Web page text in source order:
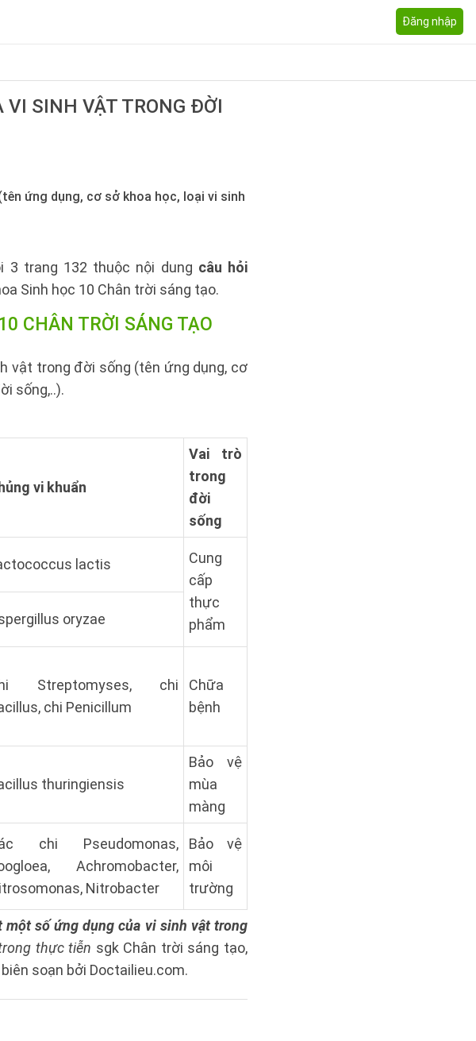
Đăng nhập
VI SINH VẬT TRONG ĐỜI
ứng dụng, cơ sở khoa học, loại vi sinh
3 trang 132 thuộc nội dung câu hỏi
Sinh học 10 Chân trời sáng tạo.
CHÂN TRỜI SÁNG TẠO
vật trong đời sống (tên ứng dụng, cơ
sống,..).
vi khuẩn
Vai trò
trong
đời
sống
lactis
Cung
cấp
thực
phẩm
oryzae
Streptomyses, chi
chi Penicillum
Chữa
bệnh
thuringiensis
Bảo vệ
mùa
màng
chi Pseudomonas,
Achromobacter,
Nitrobacter
Bảo vệ
môi
trường
một số ứng dụng của vi sinh vật trong
thực tiễn sgk Chân trời sáng tạo,
soạn bởi Doctailieu.com.